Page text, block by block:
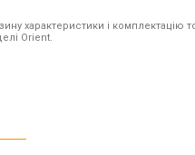
характеристики і комплектацію
Orient.